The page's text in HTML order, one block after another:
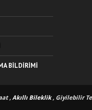
BILDIRIMI
, Akıllı Bileklik, Giyilebilir